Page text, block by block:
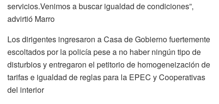
servicios.Venimos a buscar igualdad de condiciones”,
advirtió Marro
Los dirigentes ingresaron a Casa de Gobierno fuertemente
escoltados por la policía pese a no haber ningún tipo de
disturbios y entregaron el petitorio de homogeneización de
tarifas e igualdad de reglas para la EPEC y Cooperativas
del interior